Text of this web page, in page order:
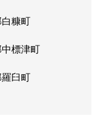
糠町
標津町
臼町